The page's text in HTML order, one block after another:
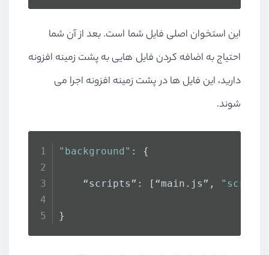
این استخوان اصلی فایل شما است. بعد از آن شما
احتیاج به اضافه کردن فایل هایی به پشت زمینه افزونه
دارید، این فایل ها در پشت زمینه افزونه اجرا می
شوند.
"background" : {
“scripts”: [“main. js”,
}